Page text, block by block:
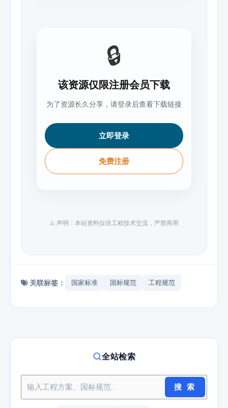
🔒
该资源仅限注册会员下载
为了资源长久分享，请登录后查看下载链接
立即登录
免费注册
⚠️ 声明：本站资料仅供工程技术交流，严禁商用
关联标签： 国家标准 国标规范 工程规范
全站检索
搜 索